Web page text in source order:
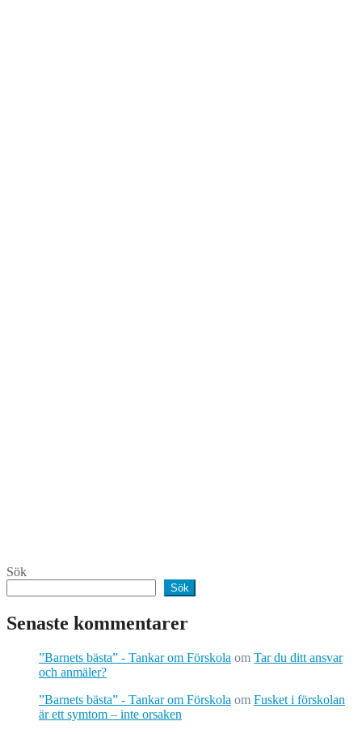
Sök
Sök
Senaste kommentarer
”Barnets bästa” - Tankar om Förskola om Tar du ditt ansvar
och anmäler?
”Barnets bästa” - Tankar om Förskola om Fusket i förskolan
är ett symtom – inte orsaken